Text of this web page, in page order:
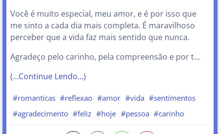
Você é muito especial, meu amor, e é por isso que
me sinto a cada dia mais completa. É maravilhoso
perceber que a vida faz mais sentido que nunca.
Agradeço pelo carinho, pela compreensão e por t…
(…Continue Lendo…)
#romanticas #reflexao #amor #vida #sentimentos
#agradecimento #feliz #hoje #pessoa #carinho